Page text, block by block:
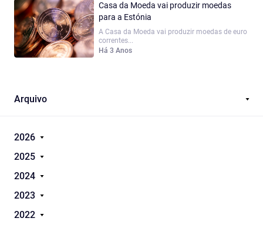
Casa da Moeda vai produzir moedas
para a Estónia
A Casa da Moeda vai produzir moedas de euro
correntes...
Há 3 Anos
Arquivo
2026
2025
2024
2023
2022